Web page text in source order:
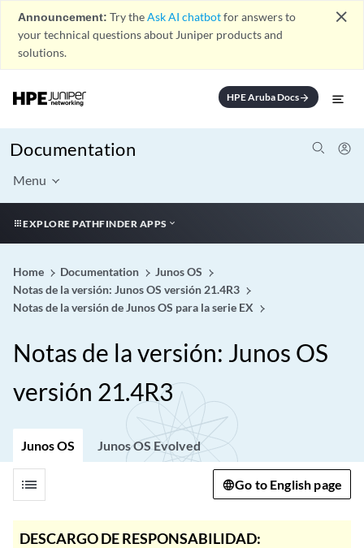
Announcement: Try theAsk AI chatbotfor answers to
your technical questions about Juniper products and
solutions.
close
HPE Aruba Docsarrow_forward
Documentation
Menu
EXPLORE PATHFINDER APPS
Home Documentation
Junos OS
Notas de la versión: Junos OS versión 21.4R3
Notas de la versión de Junos OS para la serie EX
Notas de la versión: Junos OS
versión 21.4R3
Junos OS Junos OS Evolved
list Go to English page
DESCARGO DE RESPONSABILIDAD: